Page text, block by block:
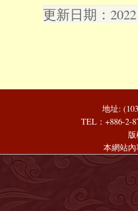
更新日期：
地址:
TEL：+886-2-
本網站